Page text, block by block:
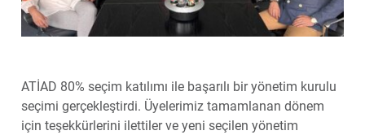
ATİAD 80% seçim katılımı ile başarılı bir yönetim kurulu
seçimi gerçekleştirdi. Üyelerimiz tamamlanan dönem
için teşekkürlerini ilettiler ve yeni seçilen yönetim